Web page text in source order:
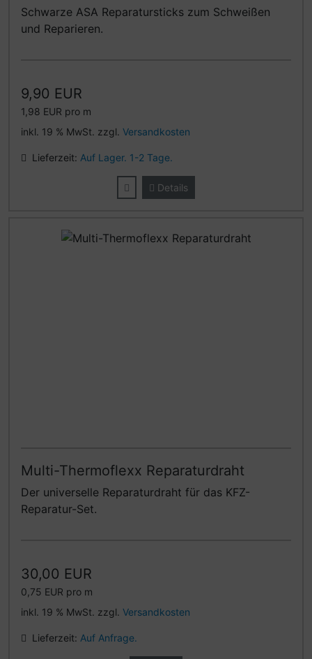
Schwarze ASA Reparatursticks zum Schweißen
und Reparieren.
9,90 EUR
1,98 EUR pro m
inkl. 19 % MwSt. zzgl. Versandkosten
Lieferzeit: Auf Lager. 1-2 Tage.
Details
Multi-Thermoflexx Reparaturdraht
Der universelle Reparaturdraht für das KFZ-
Reparatur-Set.
30,00 EUR
0,75 EUR pro m
inkl. 19 % MwSt. zzgl. Versandkosten
Lieferzeit: Auf Anfrage.